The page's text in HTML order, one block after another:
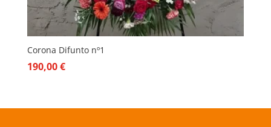
Corona Difunto nº1
190,00€